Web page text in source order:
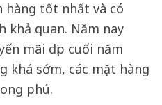
hàng tốt nhất và có
khả quan. Năm nay
mãi dịp cuối năm
khá sớm, các mặt hàng
phú.